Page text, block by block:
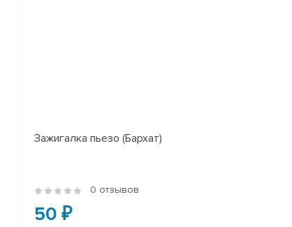
Зажигалка пьезо (Бархат)
0 отзывов
50 ₽